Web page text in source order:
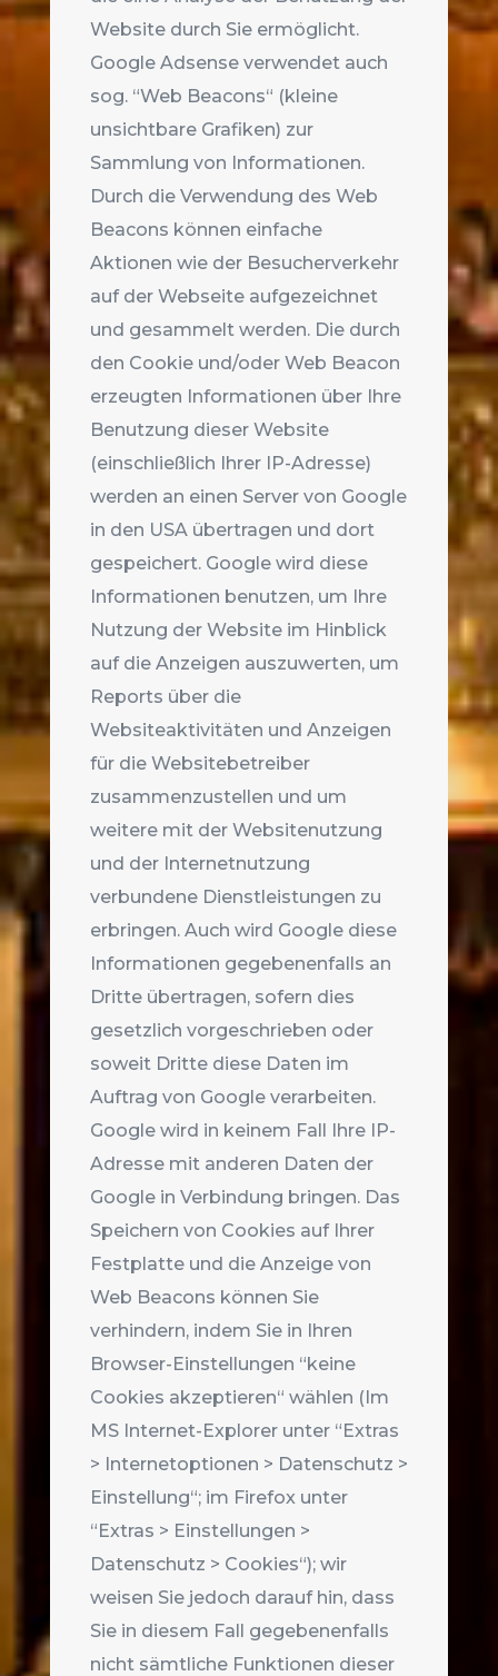
Website durch Sie ermöglicht.
Google Adsense verwendet auch
sog. “Web Beacons“ (kleine
unsichtbare Grafiken) zur
Sammlung von Informationen.
Durch die Verwendung des Web
Beacons können einfache
Aktionen wie der Besucherverkehr
auf der Webseite aufgezeichnet
und gesammelt werden. Die durch
den Cookie und/oder Web Beacon
erzeugten Informationen über Ihre
Benutzung dieser Website
(einschließlich Ihrer IP-Adresse)
werden an einen Server von Google
in den USA übertragen und dort
gespeichert. Google wird diese
Informationen benutzen, um Ihre
Nutzung der Website im Hinblick
auf die Anzeigen auszuwerten, um
Reports über die
Websiteaktivitäten und Anzeigen
für die Websitebetreiber
zusammenzustellen und um
weitere mit der Websitenutzung
und der Internetnutzung
verbundene Dienstleistungen zu
erbringen. Auch wird Google diese
Informationen gegebenenfalls an
Dritte übertragen, sofern dies
gesetzlich vorgeschrieben oder
soweit Dritte diese Daten im
Auftrag von Google verarbeiten.
Google wird in keinem Fall Ihre IP-
Adresse mit anderen Daten der
Google in Verbindung bringen. Das
Speichern von Cookies auf Ihrer
Festplatte und die Anzeige von
Web Beacons können Sie
verhindern, indem Sie in Ihren
Browser-Einstellungen “keine
Cookies akzeptieren“ wählen (Im
MS Internet-Explorer unter “Extras
> Internetoptionen > Datenschutz >
Einstellung“; im Firefox unter
“Extras > Einstellungen >
Datenschutz > Cookies“); wir
weisen Sie jedoch darauf hin, dass
Sie in diesem Fall gegebenenfalls
nicht sämtliche Funktionen dieser